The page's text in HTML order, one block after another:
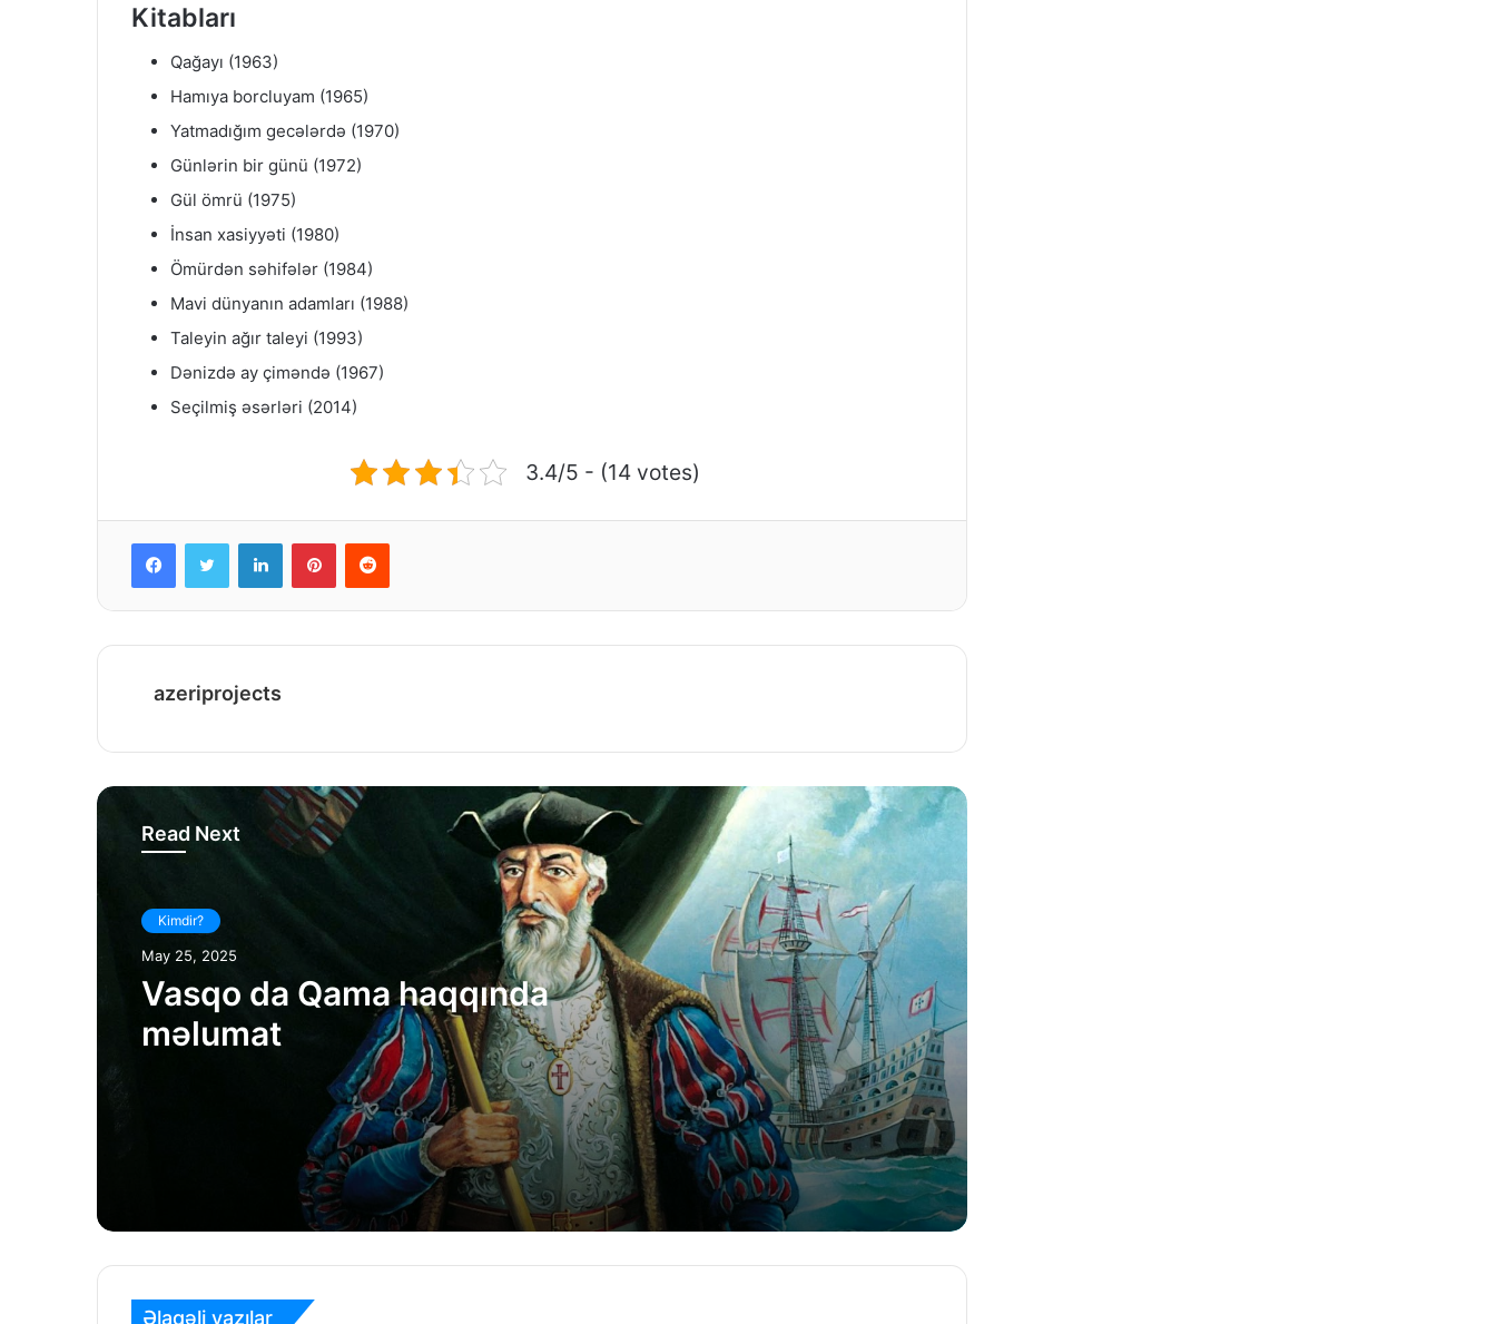
Kitabları
Qağayı (1963)
Hamıya borcluyam (1965)
Yatmadığım gecələrdə (1970)
Günlərin bir günü (1972)
Gül ömrü (1975)
İnsan xasiyyəti (1980)
Ömürdən səhifələr (1984)
Mavi dünyanın adamları (1988)
Taleyin ağır taleyi (1993)
Dənizdə ay çiməndə (1967)
Seçilmiş əsərləri (2014)
3.4/5 - (14 votes)
FacebookTwitter LinkedInPinterestReddit
azeriprojects
Read Next
Kimdir?
May 25, 2025
Vasqo da Qama haqqında
məlumat
Vasqo da Qama haqqında məlumat
Qara Qarayev haqqında məlumat
Atropat haqqında məlumat
Həsən Bəy Zərdabi haqqında
məlumat
Product Owner Kimdir?
Backend Developer Kimdir və Nə İş
Görür?
Ən yaxşı göz həkimi Günay Əliyeva
haqqında
Əlaqəli yazılar